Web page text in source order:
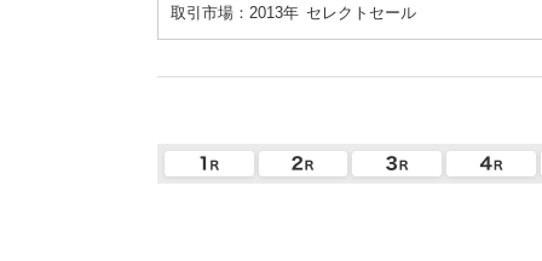
取引市場：2013年 セレクトセール